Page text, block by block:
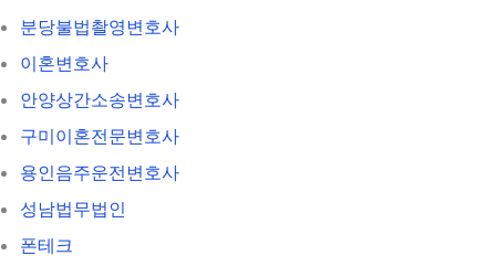
분당불법촬영변호사
이혼변호사
안양상간소송변호사
구미이혼전문변호사
용인음주운전변호사
성남법무법인
폰테크